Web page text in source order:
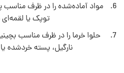
مواد آماده‌شده را در ظرف
توپک یا
حلوا خرما را در ظرف مناسب
نارگیل، پسته خردشده